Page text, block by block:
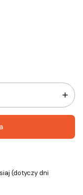
(dotyczy dni